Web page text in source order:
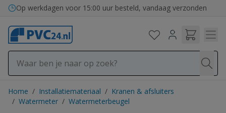
Ga naar de inhoud
Op werkdagen voor 15:00 uur besteld, vandaag verzonden
Home / Installatiemateriaal / Kranen & afsluiters
/ Watermeter / Watermeterbeugel